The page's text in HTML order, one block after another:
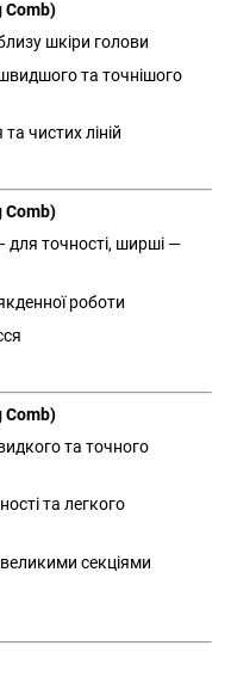
Comb)
шкіри голови
та точнішого
чистих ліній
Comb)
для точності, ширші —
роботи
Comb)
та точного
та легкого
секціями